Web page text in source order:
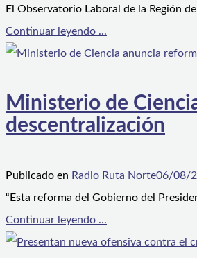
El Observatorio Laboral de la Región
Continuar leyendo ...
Ministerio de
descentralización
Publicado en Radio Ruta Norte06/08/
“Esta reforma del Gobierno del
Continuar leyendo ...